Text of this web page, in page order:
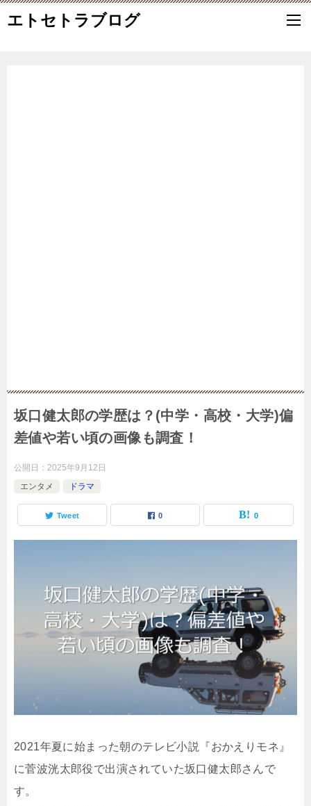
エトセトラブログ
坂口健太郎の学歴は？(中学・高校・大学)偏
差値や若い頃の画像も調査！
公開日： 2025年9月12日
エンタメ
ドラマ
Tweet 0 0
2021年夏に始まった朝のテレビ小説『おかえりモネ』
に菅波洸太郎役で出演されていた坂口健太郎さんで
す。